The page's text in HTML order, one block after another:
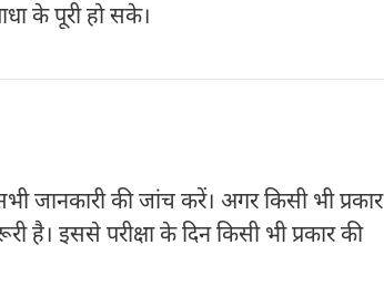
के पूरी हो सके।
जानकारी की जांच करें। अगर किसी भी प्रकार
है। इससे परीक्षा के दिन किसी भी प्रकार की